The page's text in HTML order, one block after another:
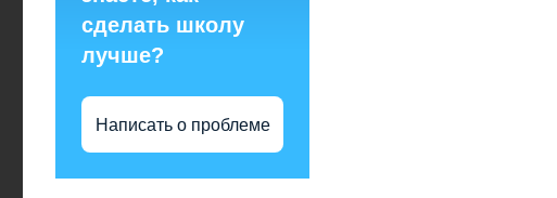
сделать школу
лучше?
Написать о проблеме